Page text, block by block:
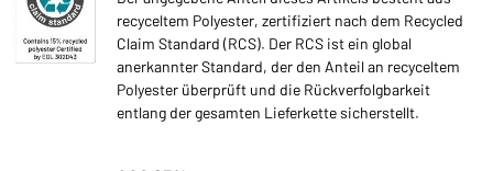
recyceltem Polyester, zertifiziert nach dem Recycled
Claim Standard (RCS). Der RCS ist ein global
anerkannter Standard, der den Anteil an recyceltem
Polyester überprüft und die Rückverfolgbarkeit
entlang der gesamten Lieferkette sicherstellt.